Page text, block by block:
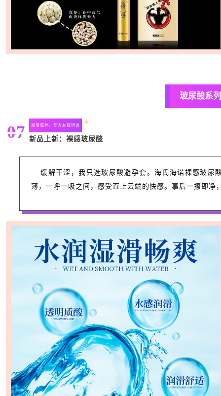
玻尿酸系
07 润滑滋养，专为女性研发
新品上新：裸感玻尿酸
缓解干涩，我只选玻尿酸避孕套。海氏海诺裸感玻尿
薄，一呼一吸之间，感受直上云端的快感。事后一擦即净